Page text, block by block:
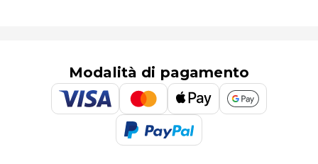
Modalità di pagamento